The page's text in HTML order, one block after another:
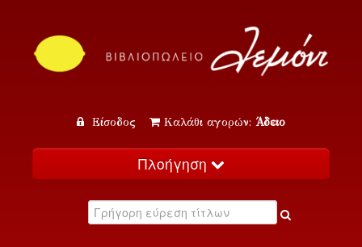
Είσοδος Καλάθι αγορών: Άδειο
Πλοήγηση
Κατάλογος